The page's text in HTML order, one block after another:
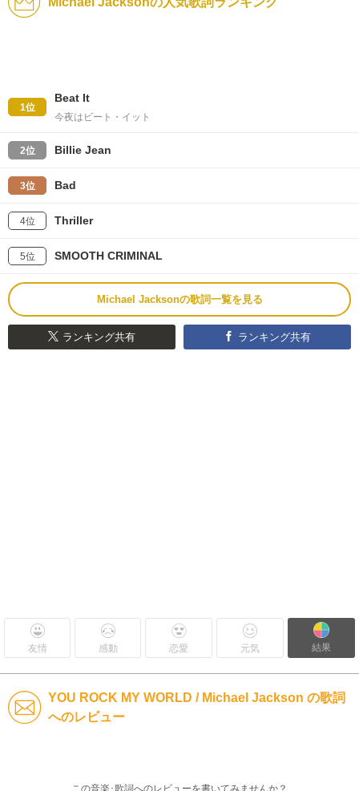
1位
Beat It
今夜はビート・イット
2位 Billie Jean
3位 Bad
4位 Thriller
5位 SMOOTH CRIMINAL
Michael Jacksonの歌詞一覧を見る
ランキング共有 ランキング共有
友情 感動 恋愛 元気 結果
YOU ROCK MY WORLD / Michael Jackson の歌詞
へのレビュー
この音楽･歌詞へのレビューを書いてみませんか？